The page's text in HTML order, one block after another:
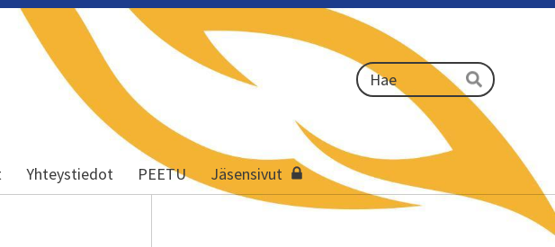
Haku
Hae
Yhteystiedot PEETU Jäsensivut